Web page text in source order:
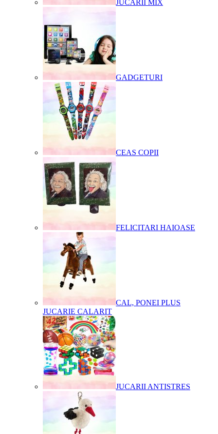
JUCARII MIX
GADGETURI
CEAS COPII
FELICITARI HAIOASE
CAL, PONEI PLUS
JUCARIE CALARIT
JUCARII ANTISTRES